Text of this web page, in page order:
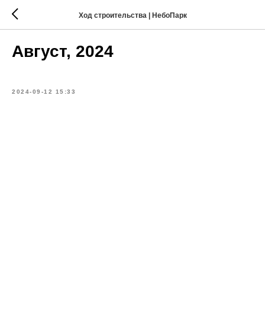
Ход строительства | НебоПарк
Август, 2024
2024-09-12 15:33